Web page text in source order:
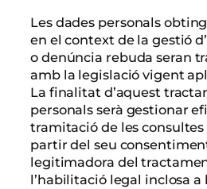
Les dades personals
en el context de la gestió
o denúncia rebuda seran
amb la legislació vigent
La finalitat d’aquest
personals serà gestionar
tramitació de les consultes
partir del seu
legitimadora del
l’habilitació legal inclosa a